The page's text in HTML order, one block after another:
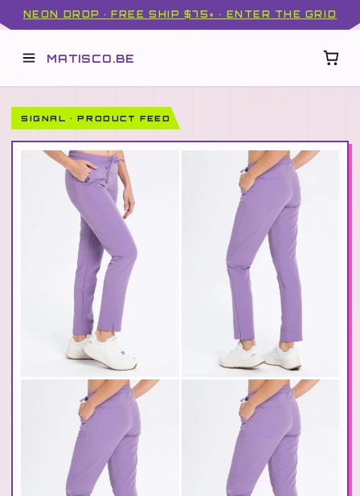
NEON DROP · FREE SHIP $75+ · ENTER THE GRID
MATISCO.BE
SIGNAL · PRODUCT FEED